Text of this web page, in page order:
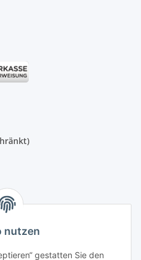
nutzen
gestatten Sie den